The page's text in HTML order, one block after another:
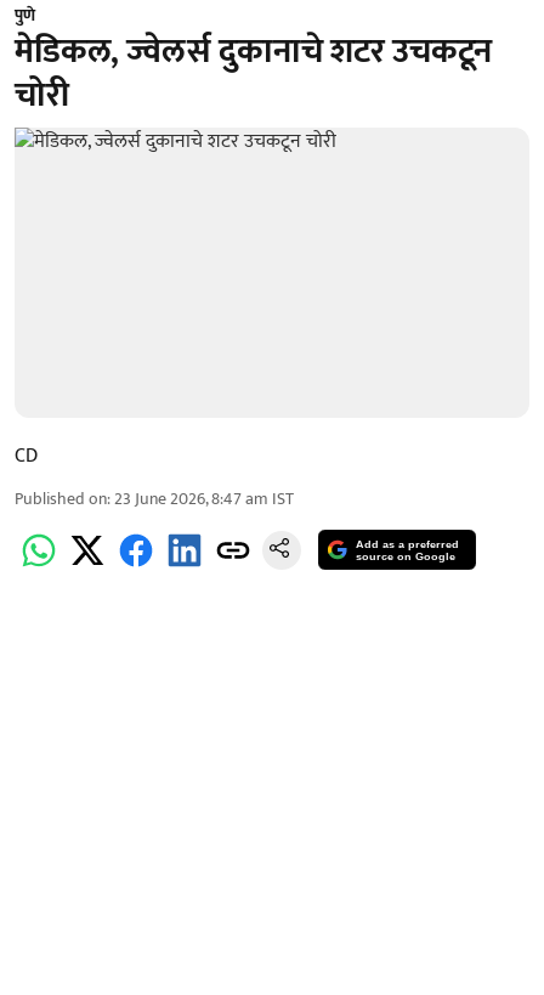
पुणे
मेडिकल, ज्वेलर्स दुकानाचे शटर उचकटून
चोरी
CD
Published on:23 June 2026, 8:47 am IST
Add as a preferred
source on Google